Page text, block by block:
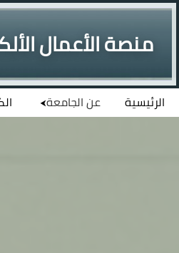
منصة الأعمال
الرئيسية عن الجامعة